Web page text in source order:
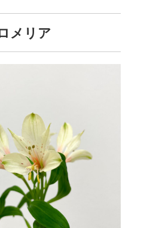
メリア